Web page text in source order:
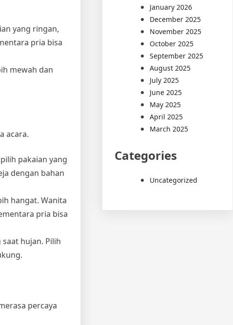
yang ringan,
pria bisa
mewah dan
acara.
pakaian yang
dengan bahan
hangat. Wanita
pria bisa
hujan. Pilih
percaya
January 2026
December 2025
November 2025
October 2025
September 2025
August 2025
July 2025
June 2025
May 2025
April 2025
March 2025
Categories
Uncategorized